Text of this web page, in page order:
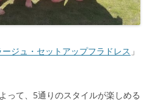
ジュ・セットアップフラドレス 」
って、5通りのスタイルが楽しめる